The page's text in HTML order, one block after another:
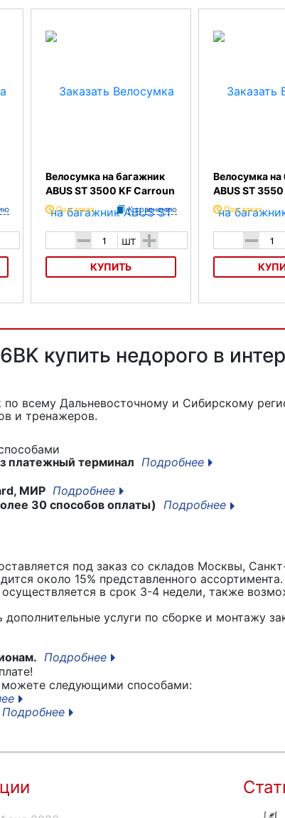
Велосумка на багажник
ABUS ST 3500 KF Carroun
Под заказ К сравнению
- шт +
КУПИТЬ
Велосумка на
ABUS ST
Под заказ
-
купить недорого в
по всему Дальневосточному и Сибирскому
и тренажеров.
платежный терминал Подробнее
МИР Подробнее
30 способов оплаты) Подробнее
под заказ со складов Москвы,
около 15% представленного ассортимента.
в срок 3-4 недели, также
услуги по сборке и монтажу
Подробнее
можете следующими способами:
Подробнее